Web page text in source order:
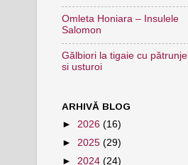
Omleta Honiara – Insulele
Salomon
Gălbiori la tigaie cu pătrunjel
si usturoi
ARHIVĂ BLOG
► 2026 (16)
► 2025 (29)
► 2024 (24)